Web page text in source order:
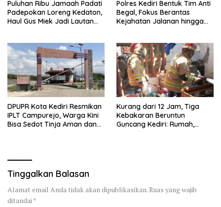
Puluhan Ribu Jamaah Padati
Padepokan Loreng Kedaton,
Haul Gus Miek Jadi Lautan
Polres Kediri Bentuk Tim Anti
Begal, Fokus Berantas
Kejahatan Jalanan hingga
DPUPR Kota Kediri Resmikan
IPLT Campurejo, Warga Kini
Bisa Sedot Tinja Aman dan
Kurang dari 12 Jam, Tiga
Kebakaran Beruntun
Guncang Kediri: Rumah,
Tinggalkan Balasan
Alamat email Anda tidak akan dipublikasikan.Ruas yang wajib
ditandai*